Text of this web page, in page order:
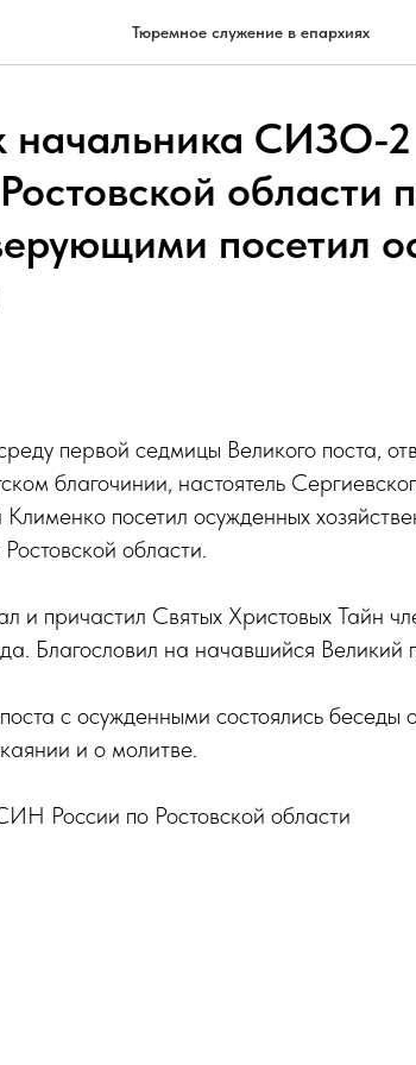
Тюремное служение в епархиях
начальника
области
посетил
первой седмицы Великого поста,
благочинии, настоятель
Клименко посетил осужденных
области.
и причастил Святых Христовых Тайн
Благословил на начавшийся Великий
с осужденными состоялись беседы
и о молитве.
России по Ростовской области